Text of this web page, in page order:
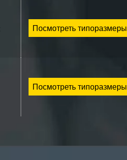
Посмотреть типоразмеры
Посмотреть типоразмеры